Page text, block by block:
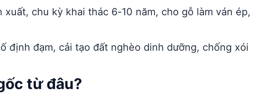
xuất, chu kỳ khai thác 6-10 năm, cho gỗ làm ván ép,
định đạm, cải tạo đất nghèo dinh dưỡng, chống xói
từ đâu?